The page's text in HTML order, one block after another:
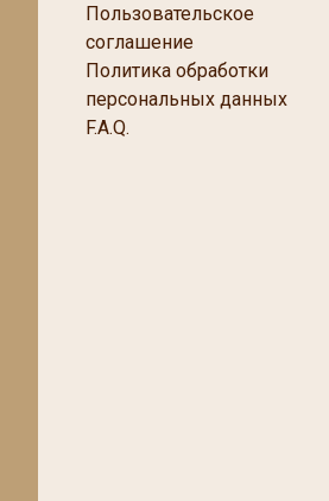
Пользовательское
соглашение
Политика обработки
персональных данных
F.A.Q.